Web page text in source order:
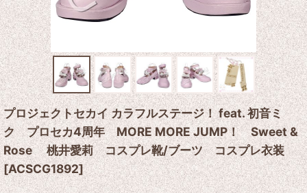
プロジェクトセカイ カラフルステージ！ feat. 初音ミ
ク プロセカ4周年 MORE MORE JUMP！ Sweet &
Rose 桃井愛莉 コスプレ靴/ブーツ コスプレ衣装
[ACSCG1892]